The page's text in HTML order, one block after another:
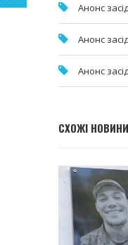
Анонс
Анонс
Анонс
СХОЖІ НОВИНИ